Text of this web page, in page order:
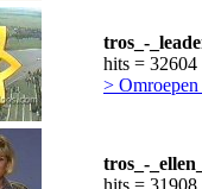
tros_-
hits = 32604
>
tros_-